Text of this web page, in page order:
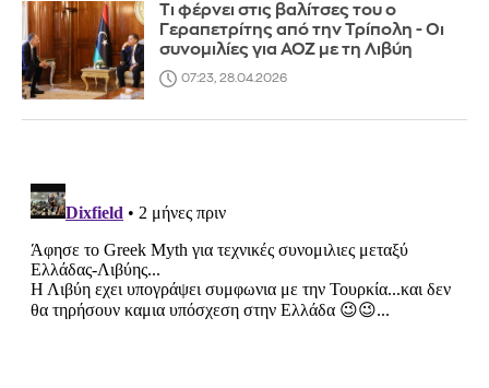
Τι φέρνει στις βαλίτσες του ο
Γεραπετρίτης από την Τρίπολη - Οι
συνομιλίες για ΑΟΖ με τη Λιβύη
07:23, 28.04.2026